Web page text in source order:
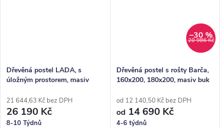
Dřevěná postel LADA, s
úložným prostorem, masiv
21 644,63 Kč bez DPH
26 190 Kč
8-10 Týdnů
20 986 Kč
–30 %
Dřevěná postel s rošty Barča,
160x200, 180x200, masiv buk
od 12 140,50 Kč bez DPH
od 14 690 Kč
4-6 týdnů